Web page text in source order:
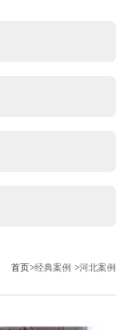
首页>经典案例 >河北案例